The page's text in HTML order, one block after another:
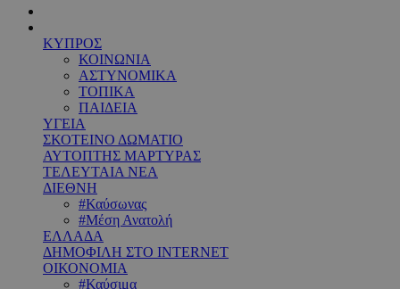
ΚΥΠΡΟΣ
ΚΟΙΝΩΝΙΑ
ΑΣΤΥΝΟΜΙΚΑ
ΤΟΠΙΚΑ
ΠΑΙΔΕΙΑ
ΥΓΕΙΑ
ΣΚΟΤΕΙΝΟ ΔΩΜΑΤΙΟ
ΑΥΤΟΠΤΗΣ ΜΑΡΤΥΡΑΣ
ΤΕΛΕΥΤΑΙΑ ΝΕΑ
ΔΙΕΘΝΗ
#Καύσωνας
#Μέση Ανατολή
ΕΛΛΑΔΑ
ΔΗΜΟΦΙΛΗ ΣΤΟ INTERNET
ΟΙΚΟΝΟΜΙΑ
#Καύσιμα